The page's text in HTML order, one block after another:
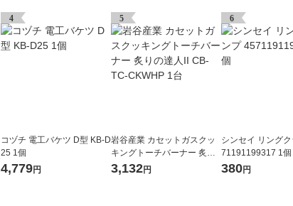
4
コヅチ 電工バケツ D型 KB-D
25 1個
4,779円
5
岩谷産業 カセットガスクッ
キングトーチバーナー 炙り
の達人II CB-TC-CKWHP 1台
3,132円
6
シンセイ リング
71191199317 1個
380円